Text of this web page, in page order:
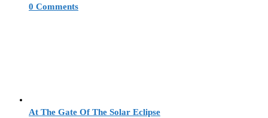
0 Comments
At The Gate Of The Solar Eclipse